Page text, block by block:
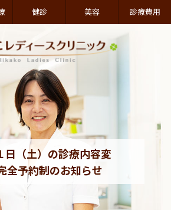
健診 美容 診療費用
日（土）の診療内容変
全予約制のお知らせ